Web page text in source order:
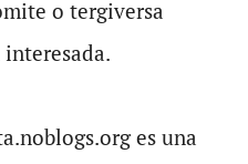
o tergiversa
es una